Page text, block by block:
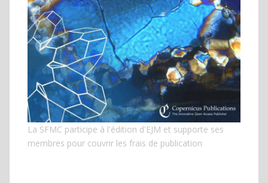
La SFMC participe à l'édition d'EJM et supporte ses
membres pour couvrir les frais de publication